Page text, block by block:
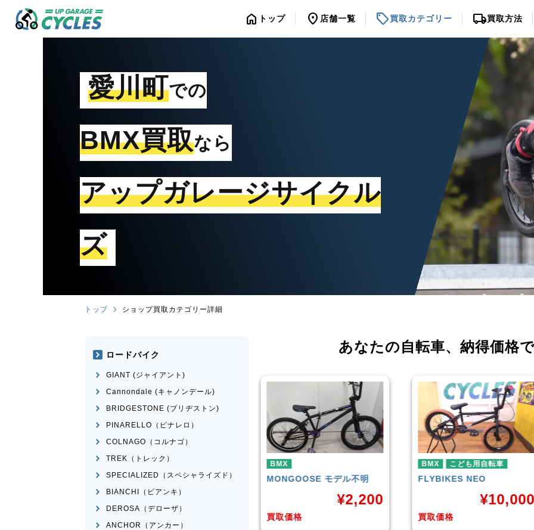
home トップ location_on 店舗一覧 sell買取カテゴリー local_shipping買取方法
愛川町での
BMX買取なら
アップガレージサイクル
ズ
トップ ショップ買取カテゴリー詳細
あなたの自転車、 納得価格
BMX
MONGOOSEモデル不明
BMX
FLYBIKESNEO
買取価格
¥10,000
BMX
HARODOWNTOWN
買取価格
¥
ロードバイク
GIANT (ジャイアント)
Cannondale (キャノンデール)
BRIDGESTONE (ブリヂストン)
PINARELLO（ピナレロ）
COLNAGO（コルナゴ）
TREK（トレック）
SPECIALIZED（スペシャライズド）
BIANCHI（ビアンキ）
DEROSA（デローザ）
ANCHOR（アンカー）